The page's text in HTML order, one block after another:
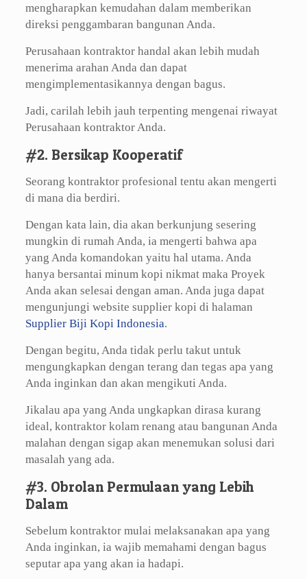
mengharapkan kemudahan dalam memberikan
direksi penggambaran bangunan Anda.
Perusahaan kontraktor handal akan lebih mudah
menerima arahan Anda dan dapat
mengimplementasikannya dengan bagus.
Jadi, carilah lebih jauh terpenting mengenai riwayat
Perusahaan kontraktor Anda.
#2. Bersikap Kooperatif
Seorang kontraktor profesional tentu akan mengerti
di mana dia berdiri.
Dengan kata lain, dia akan berkunjung sesering
mungkin di rumah Anda, ia mengerti bahwa apa
yang Anda komandokan yaitu hal utama. Anda
hanya bersantai minum kopi nikmat maka Proyek
Anda akan selesai dengan aman. Anda juga dapat
mengunjungi website supplier kopi di halaman
Supplier Biji Kopi Indonesia.
Dengan begitu, Anda tidak perlu takut untuk
mengungkapkan dengan terang dan tegas apa yang
Anda inginkan dan akan mengikuti Anda.
Jikalau apa yang Anda ungkapkan dirasa kurang
ideal, kontraktor kolam renang atau bangunan Anda
malahan dengan sigap akan menemukan solusi dari
masalah yang ada.
#3. Obrolan Permulaan yang Lebih
Dalam
Sebelum kontraktor mulai melaksanakan apa yang
Anda inginkan, ia wajib memahami dengan bagus
seputar apa yang akan ia hadapi.